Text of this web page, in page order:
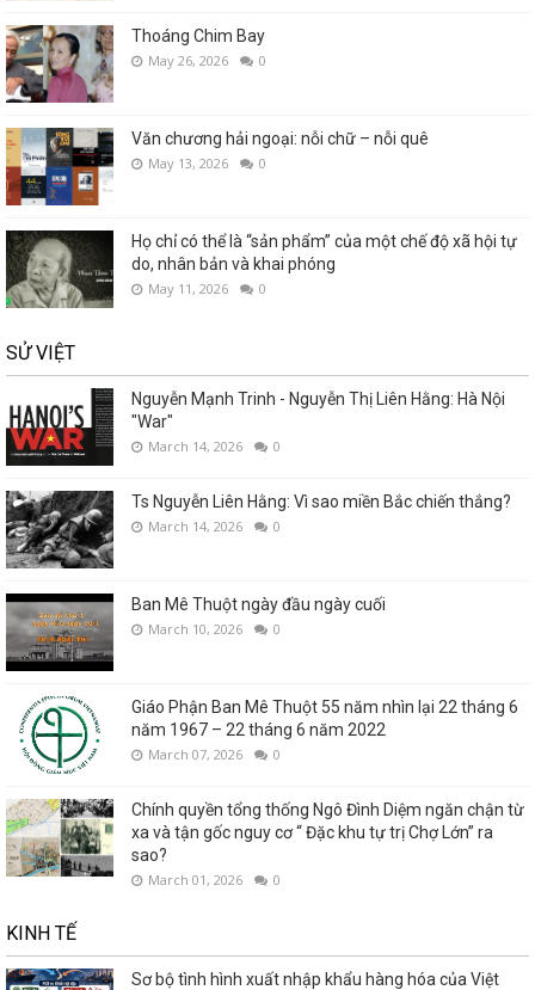
Thoáng Chim Bay
May 26, 2026 0
Văn chương hải ngoại: nỗi chữ – nỗi quê
May 13, 2026 0
Họ chỉ có thể là “sản phẩm” của một chế độ xã hội tự
do, nhân bản và khai phóng
May 11, 2026 0
SỬ VIỆT
Nguyễn Mạnh Trinh - Nguyễn Thị Liên Hằng: Hà Nội
"War"
March 14, 2026 0
Ts Nguyễn Liên Hằng: Vì sao miền Bắc chiến thắng?
March 14, 2026 0
Ban Mê Thuột ngày đầu ngày cuối
March 10, 2026 0
Giáo Phận Ban Mê Thuột 55 năm nhìn lại 22 tháng 6
năm 1967 – 22 tháng 6 năm 2022
March 07, 2026 0
Chính quyền tổng thống Ngô Đình Diệm ngăn chận từ
xa và tận gốc nguy cơ “ Đặc khu tự trị Chợ Lớn” ra
sao?
March 01, 2026 0
KINH TẾ
Sơ bộ tình hình xuất nhập khẩu hàng hóa của Việt